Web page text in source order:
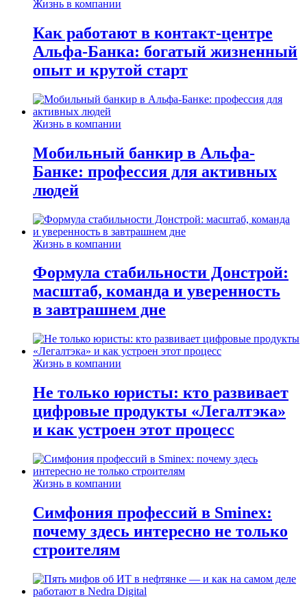
Жизнь в компании
Как работают в контакт-центре
Альфа-Банка: богатый жизненный
опыт и крутой старт
Жизнь в компании
Мобильный банкир в Альфа-
Банке: профессия для активных
людей
Жизнь в компании
Формула стабильности Донстрой:
масштаб, команда и уверенность
в завтрашнем дне
Жизнь в компании
Не только юристы: кто развивает
цифровые продукты «Легалтэка»
и как устроен этот процесс
Жизнь в компании
Симфония профессий в Sminex:
почему здесь интересно не только
строителям